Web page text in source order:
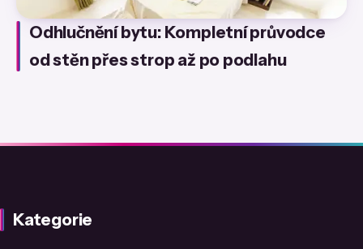
Odhlučnění bytu: Kompletní průvodce
od stěn přes strop až po podlahu
Kategorie